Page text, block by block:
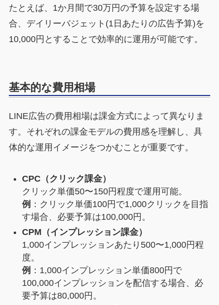
たとえば、1か月間で30万円の予算を設定する場
合、デイリーバジェット(1日あたりの広告予算)を
10,000円とすることで効率的に運用が可能です。
基本的な費用相場
LINE広告の費用相場は課金方式によって異なりま
す。それぞれの課金モデルの費用感を理解し、具
体的な運用イメージをつかむことが重要です。
CPC（クリック課金）
クリック単価50〜150円程度で運用可能。
例 ：クリック単価100円で1,000クリックを目指
す場合、必要予算は100,000円。
CPM（インプレッション課金）
1,000インプレッションあたり500〜1,000円程
度。
例 ：1,000インプレッション単価800円で
100,000インプレッションを配信する場合、必
要予算は80,000円。